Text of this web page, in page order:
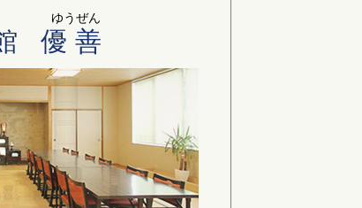
優善
ゆうぜん